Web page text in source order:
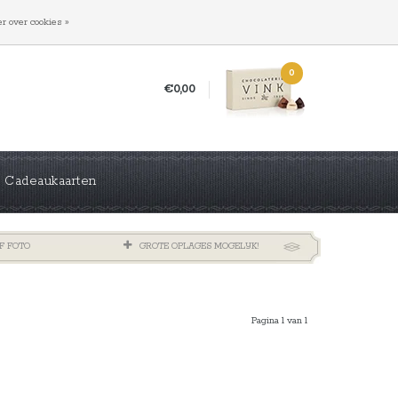
€0,00
0
Cadeaukaarten
FOTO GROTE OPLAGES MOGELIJK!
Pagina 1 van 1
over cookies »